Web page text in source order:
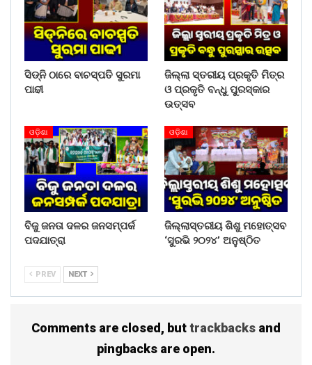
ସିଡ୍‌ନି ଠାରେ ବାଚସ୍ପତି ସୁରମା
ପାଢୀ
ଜିଲ୍ଲା ସ୍ତରୀୟ ପ୍ରକୃତି ମିତ୍ର
ଓ ପ୍ରକୃତି ବନ୍ଧୁ ପୁରସ୍କାର
ଉତ୍ସବ
ଓଡ଼ିଶା
ବିଜୁ ଜନତା ଦଳର ଜନସମ୍ପର୍କ
ପଦଯାତ୍ରା
ଓଡ଼ିଶା
ଜିଲ୍ଲାସ୍ତରୀୟ ଶିଶୁ ମହୋତ୍ସବ
‘ସୁରଭି ୨୦୨୪’ ଅନୁଷ୍ଠିତ
PREV NEXT
Comments are closed, buttrackbacks and
pingbacks are open.